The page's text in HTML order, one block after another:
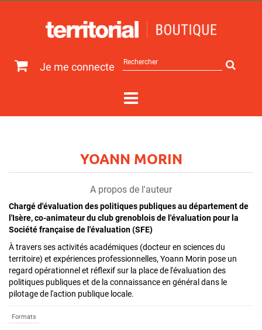
Je me connecte
sur
YOANN MORIN
A propos de l'auteur
Chargé d'évaluation des politiques publiques au département de
l'Isère, co-animateur du club grenoblois de l'évaluation pour la
Société française de l'évaluation (SFE)
À travers ses activités académiques (docteur en sciences du
territoire) et expériences professionnelles, Yoann Morin pose un
regard opérationnel et réflexif sur la place de l'évaluation des
politiques publiques et de la connaissance en général dans le
pilotage de l'action publique locale.
Formats